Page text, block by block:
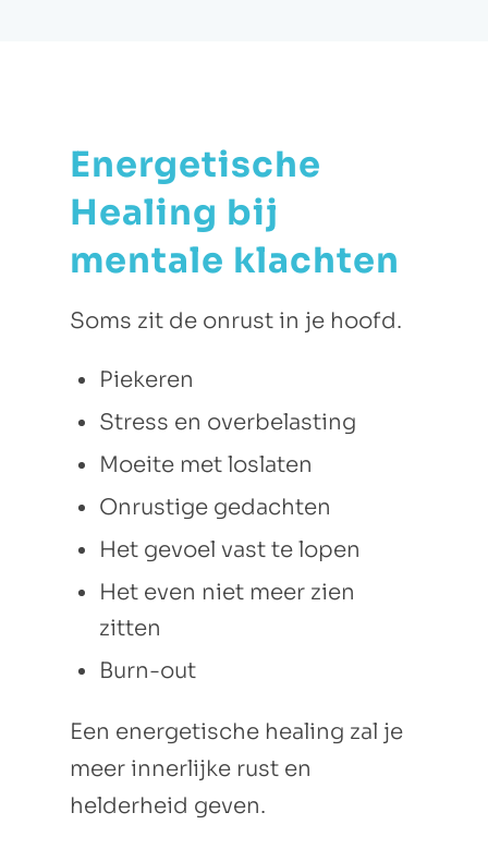
Energetische
Healing bij
mentale klachten
Soms zit de onrust in je hoofd.
Piekeren
Stress en overbelasting
Moeite met loslaten
Onrustige gedachten
Het gevoel vast te lopen
Het even niet meer zien
zitten
Burn-out
Een energetische healing zal je
meer innerlijke rust en
helderheid geven.